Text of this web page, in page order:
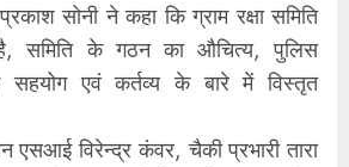
सोनी ने कहा कि ग्राम रक्षा समिति
समिति के गठन का औचित्य, पुलिस
सहयोग एवं कर्तव्य के बारे में विस्तृत
विरेन्द्र कंवर, चैकी प्रभारी तारा